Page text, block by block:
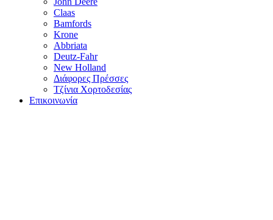
Claas
Bamfords
Krone
Abbriata
Deutz-Fahr
New Holland
Διάφορες Πρέσσες
Τζίνια Χορτοδεσίας
Επικοινωνία